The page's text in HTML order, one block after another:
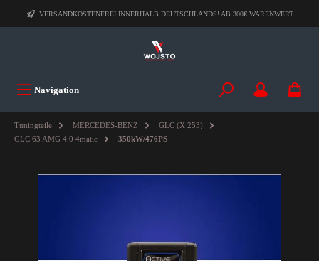
VERSANDKOSTENFREI INNERHALB DEUTSCHLANDS! AB 300€ WARENWERT
Navigation
Tuningteile MERCEDES-BENZ
GLC (X 253)
GLC 63 AMG 4.0 4matic
350kW/476PS